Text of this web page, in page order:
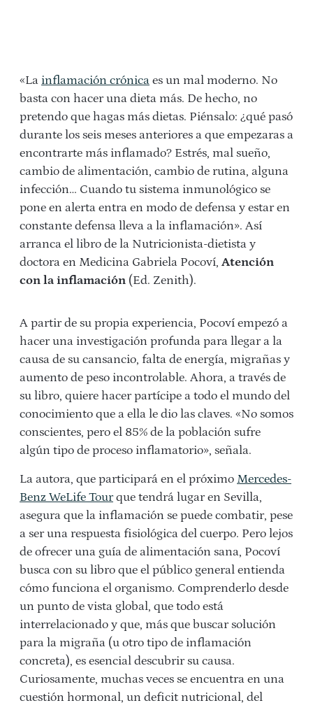
«La inflamación crónica es un mal moderno. No
basta con hacer una dieta más. De hecho, no
pretendo que hagas más dietas. Piénsalo: ¿qué pasó
durante los seis meses anteriores a que empezaras a
encontrarte más inflamado? Estrés, mal sueño,
cambio de alimentación, cambio de rutina, alguna
infección… Cuando tu sistema inmunológico se
pone en alerta entra en modo de defensa y estar en
constante defensa lleva a la inflamación». Así
arranca el libro de la Nutricionista-dietista y
doctora en Medicina Gabriela Pocoví, Atención
con la inflamación (Ed. Zenith).
A partir de su propia experiencia, Pocoví empezó a
hacer una investigación profunda para llegar a la
causa de su cansancio, falta de energía, migrañas y
aumento de peso incontrolable. Ahora, a través de
su libro, quiere hacer partícipe a todo el mundo del
conocimiento que a ella le dio las claves. «No somos
conscientes, pero el 85% de la población sufre
algún tipo de proceso inflamatorio», señala.
La autora, que participará en el próximo Mercedes-
Benz WeLife Tourque tendrá lugar en Sevilla,
asegura que la inflamación se puede combatir, pese
a ser una respuesta fisiológica del cuerpo. Pero lejos
de ofrecer una guía de alimentación sana, Pocoví
busca con su libro que el público general entienda
cómo funciona el organismo. Comprenderlo desde
un punto de vista global, que todo está
interrelacionado y que, más que buscar solución
para la migraña (u otro tipo de inflamación
concreta), es esencial descubrir su causa.
Curiosamente, muchas veces se encuentra en una
cuestión hormonal, un deficit nutricional, del